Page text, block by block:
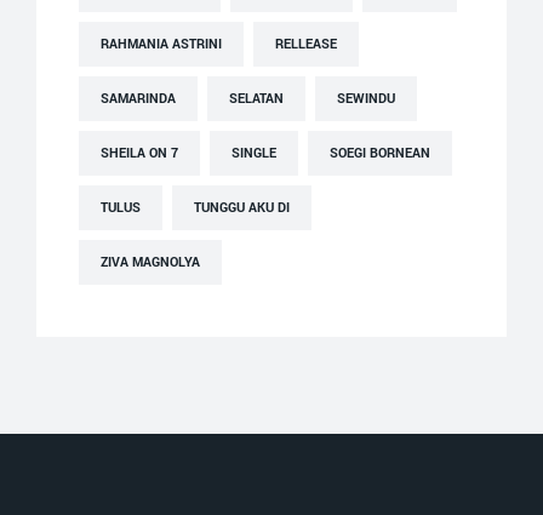
RAHMANIA ASTRINI RELLEASE
SAMARINDA SELATAN SEWINDU
SHEILA ON 7 SINGLE SOEGI BORNEAN
TULUS TUNGGU AKU DI
ZIVA MAGNOLYA